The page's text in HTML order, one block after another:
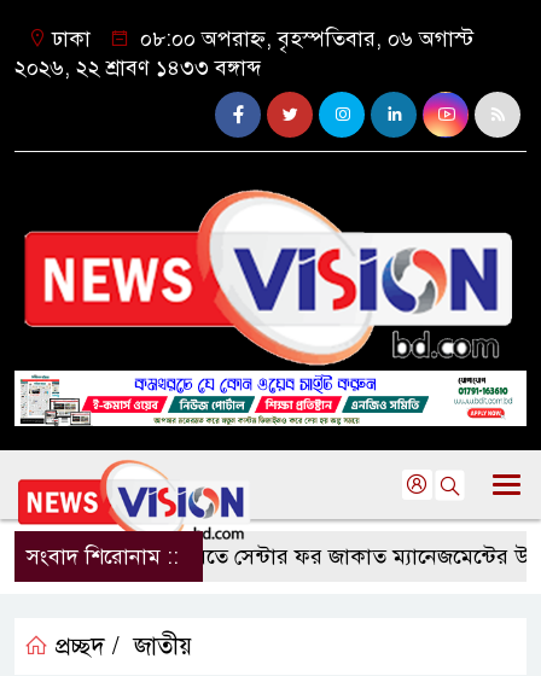
ঢাকা
০৮:০০ অপরাহ্ন, বৃহস্পতিবার, ০৬ অগাস্ট
২০২৬, ২২ শ্রাবণ ১৪৩৩ বঙ্গাব্দ
সংবাদ শিরোনাম ::কুবিতে সেন্টার ফর জাকাত ম্যানেজমেন্টের
প্রচ্ছদ / জাতীয়